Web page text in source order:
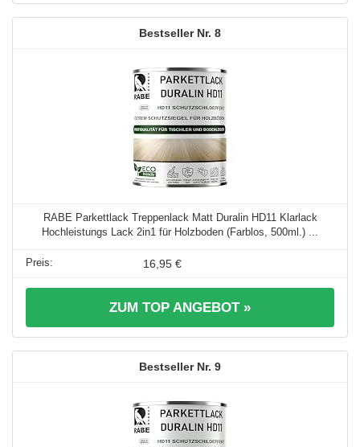
8
RABE Parkettlack Treppenlack Matt Duralin HD11 Klarlack
Hochleistungs Lack 2in1 für Holzboden (Farblos, 500ml.) ...
16,95 €
ZUM TOP ANGEBOT »
9